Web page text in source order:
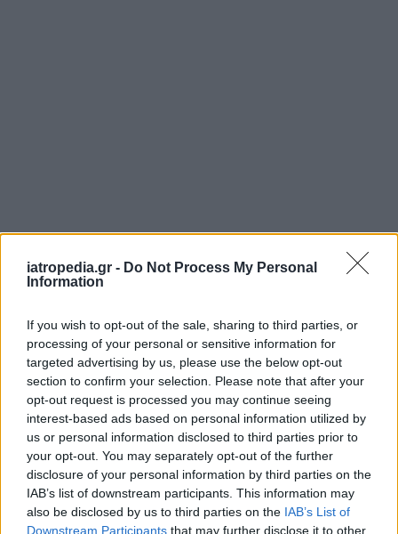
iatropedia.gr - Do Not Process My Personal
Information
If you wish to opt-out of the sale, sharing to third parties, or
processing of your personal or sensitive information for
targeted advertising by us, please use the below opt-out
section to confirm your selection. Please note that after your
opt-out request is processed you may continue seeing
interest-based ads based on personal information utilized by
us or personal information disclosed to third parties prior to
your opt-out. You may separately opt-out of the further
disclosure of your personal information by third parties on the
IAB’s list of downstream participants. This information may
also be disclosed by us to third parties on the IAB’s List of
Downstream Participants that may further disclose it to other
που σχετίζονται με την αντιμετώπιση των
νευρολογικών επιπτώσεων του εγκεφαλικού,
φυσικοθεραπευτές κλπ.
Στο πλευρό του βρίσκεται πάντα, επίσης, και η
σύντροφός του Άννα Σταθάκη.